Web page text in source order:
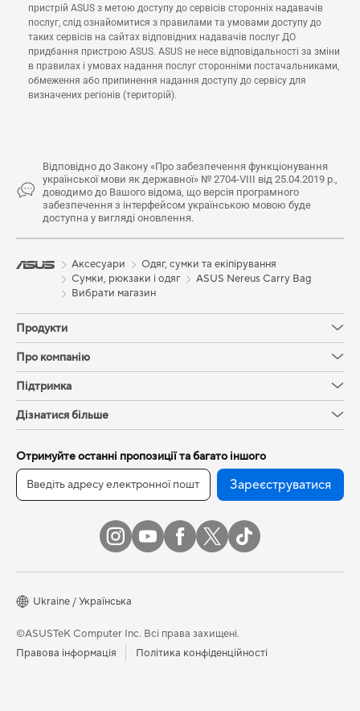
пристрій ASUS з метою доступу до сервісів сторонніх надавачів
послуг, слід ознайомитися з правилами та умовами доступу до
таких сервісів на сайтах відповідних надавачів послуг ДО
придбання пристрою ASUS. ASUS не несе відповідальності за зміни
в правилах і умовах надання послуг сторонніми постачальниками,
обмеження або припинення надання доступу до сервісу для
визначених регіонів (територій).
Відповідно до Закону «Про забезпечення функціонування
української мови як державної» № 2704-VIII від 25.04.2019 р.,
доводимо до Вашого відома, що версія програмного
забезпечення з інтерфейсом українською мовою буде
доступна у вигляді оновлення.
Аксесуари
Одяг, сумки та екіпірування
Сумки, рюкзаки і одяг
ASUS Nereus Carry Bag
Вибрати магазин
Продукти
Про компанію
Підтримка
Дізнатися більше
Отримуйте останні пропозиції та багато іншого
Зареєструватися
Ukraine / Українська
©ASUSTeK Computer Inc. Всі права захищені.
Правова інформація
Політика конфіденційності